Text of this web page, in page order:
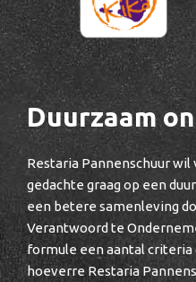
Duurzaam
Restaria Pannenschuur
gedachte graag op een
een betere samenleving
Verantwoord te
formule een aantal
hoeverre Restaria